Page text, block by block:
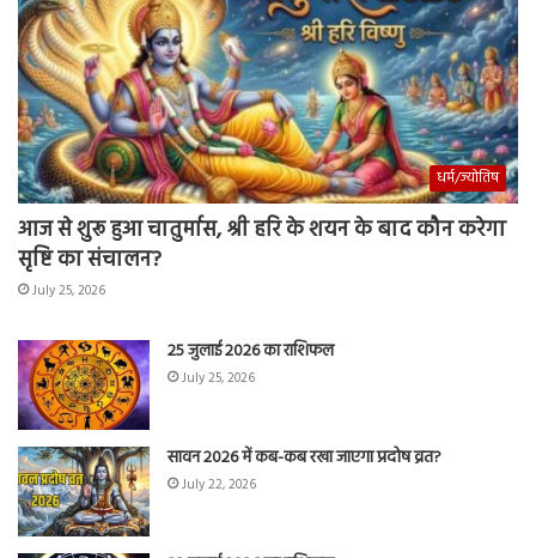
धर्म/ज्योतिष
आज से शुरू हुआ चातुर्मास, श्री हरि के शयन के बाद कौन करेगा
सृष्टि का संचालन?
July 25, 2026
25 जुलाई 2026 का राशिफल
July 25, 2026
सावन 2026 में कब-कब रखा जाएगा प्रदोष व्रत?
July 22, 2026